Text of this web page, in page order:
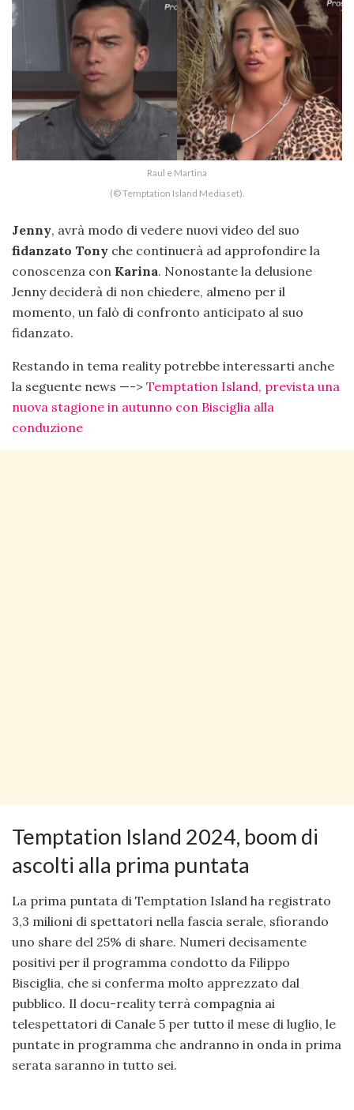
Raul e Martina
(© Temptation Island Mediaset).
Jenny, avrà modo di vedere nuovi video del suo
fidanzato Tony che continuerà ad approfondire la
conoscenza con Karina. Nonostante la delusione
Jenny deciderà di non chiedere, almeno per il
momento, un falò di confronto anticipato al suo
fidanzato.
Restando in tema reality potrebbe interessarti anche
la seguente news —-> Temptation Island, prevista una
nuova stagione in autunno con Bisciglia alla
conduzione
Temptation Island 2024, boom di
ascolti alla prima puntata
La prima puntata di Temptation Island ha registrato
3,3 milioni di spettatori nella fascia serale, sfiorando
uno share del 25% di share. Numeri decisamente
positivi per il programma condotto da Filippo
Bisciglia, che si conferma molto apprezzato dal
pubblico. Il docu-reality terrà compagnia ai
telespettatori di Canale 5 per tutto il mese di luglio, le
puntate in programma che andranno in onda in prima
serata saranno in tutto sei.